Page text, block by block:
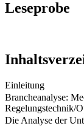
Leseprobe
Einleitung
Brancheanalyse:
Regelungstechnik/
Die Analyse der